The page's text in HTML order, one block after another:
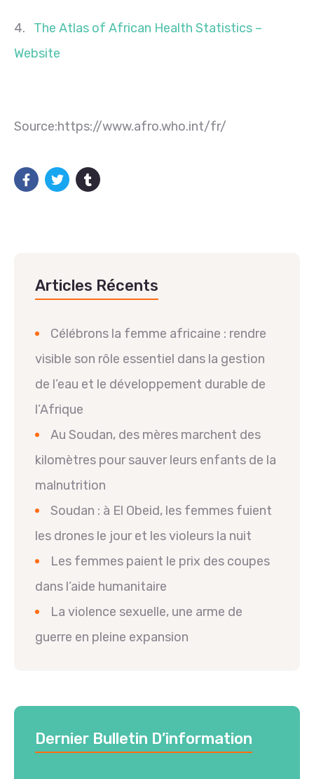
4. The Atlas of African Health Statistics –
Website
Source:https://www.afro.who.int/fr/
Articles Récents
Célébrons la femme africaine : rendre
visible son rôle essentiel dans la gestion
de l’eau et le développement durable de
l’Afrique
Au Soudan, des mères marchent des
kilomètres pour sauver leurs enfants de la
malnutrition
Soudan : à El Obeid, les femmes fuient
les drones le jour et les violeurs la nuit
Les femmes paient le prix des coupes
dans l’aide humanitaire
La violence sexuelle, une arme de
guerre en pleine expansion
Dernier Bulletin D’information